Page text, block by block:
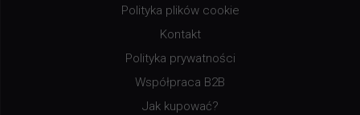
Polityka plików cookie
Kontakt
Polityka prywatności
Współpraca B2B
Jak kupować?